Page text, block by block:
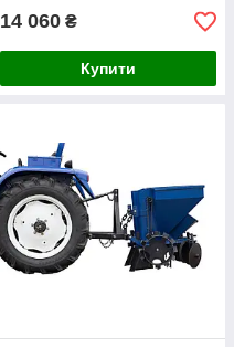
14 060 ₴
Купити